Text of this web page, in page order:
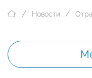
Новости